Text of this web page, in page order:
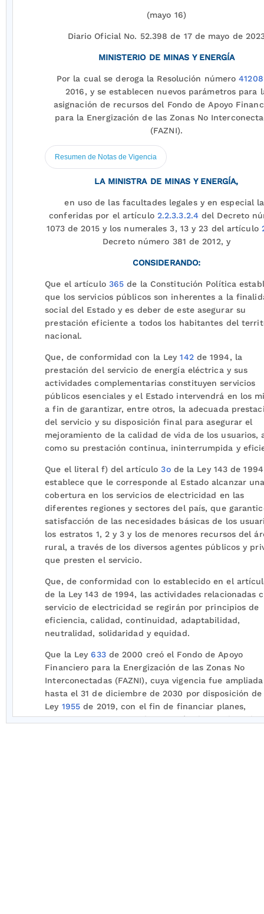
(mayo 16)
Diario Oficial No. 52.398 de 17 de mayo de
MINISTERIO DE MINAS Y ENERGÍA
Por la cual se deroga la Resolución número41208
2016, y se establecen nuevos parámetros para
asignación de recursos del Fondo de Apoyo
para la Energización de las Zonas No
(FAZNI).
Resumen de Notas de Vigencia
LA MINISTRA DE MINAS Y ENERGÍA,
en uso de las facultades legales y en especial
conferidas por el artículo 2.2.3.3.2.4 del Decreto
1073 de 2015 y los numerales 3, 13 y 23 del artículo
Decreto número 381 de 2012, y
CONSIDERANDO:
Que el artículo 365 de la Constitución Política
que los servicios públicos son inherentes a la
social del Estado y es deber de este asegurar su
prestación eficiente a todos los habitantes del
nacional.
Que, de conformidad con la Ley142de 1994, la
prestación del servicio de energía eléctrica y sus
actividades complementarias constituyen servicios
públicos esenciales y el Estado intervendrá en los
a fin de garantizar, entre otros, la adecuada
del servicio y su disposición final para asegurar el
mejoramiento de la calidad de vida de los usuarios,
como su prestación continua, ininterrumpida y
Que el literal f) del artículo3ode la Ley 143 de 1994
establece que le corresponde al Estado alcanzar
cobertura en los servicios de electricidad en las
diferentes regiones y sectores del país, que
satisfacción de las necesidades básicas de los
los estratos 1, 2 y 3 y los de menores recursos del
rural, a través de los diversos agentes públicos y
que presten el servicio.
Que, de conformidad con lo establecido en el
de la Ley 143 de 1994, las actividades relacionadas
servicio de electricidad se regirán por principios de
eficiencia, calidad, continuidad, adaptabilidad,
neutralidad, solidaridad y equidad.
Que la Ley633de 2000 creó el Fondo de Apoyo
Financiero para la Energización de las Zonas No
Interconectadas (FAZNI), cuya vigencia fue ampliada
hasta el 31 de diciembre de 2030 por disposición de
Ley 1955 de 2019, con el fin de financiar planes,
programas y proyectos de inversión destinados a la